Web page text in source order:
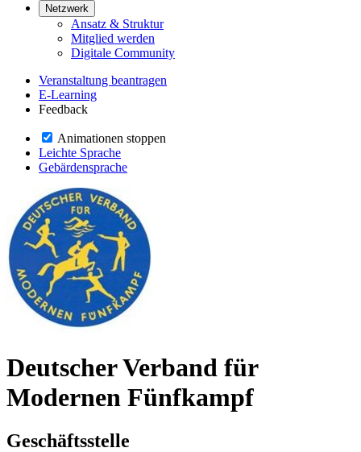
Netzwerk
Ansatz & Struktur
Mitglied werden
Digitale Community
Veranstaltung beantragen
E-Learning
Feedback
Animationen stoppen
Leichte Sprache
Gebärdensprache
Deutscher Verband für
Modernen Fünfkampf
Geschäftsstelle